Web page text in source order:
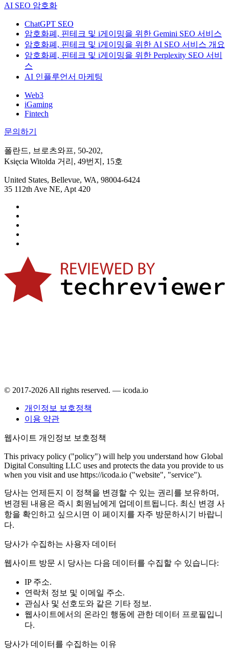
AI SEO 암호화
ChatGPT SEO
암호화폐, 핀테크 및 i게이밍을 위한 Gemini SEO 서비스
암호화폐, 핀테크 및 i게이밍을 위한 AI SEO 서비스 개요
암호화폐, 핀테크 및 i게이밍을 위한 Perplexity SEO 서비
스
AI 인플루언서 마케팅
Web3
iGaming
Fintech
문의하기
폴란드, 브로츠와프, 50-202,
Księcia Witolda 거리, 49번지, 15호
United States, Bellevue, WA, 98004-6424
35 112th Ave NE, Apt 420
© 2017-2026 All rights reserved. — icoda.io
개인정보 보호정책
이용 약관
웹사이트 개인정보 보호정책
This privacy policy ("policy") will help you understand how Global
Digital Consulting LLC uses and protects the data you provide to us
when you visit and use https://icoda.io ("website", "service").
당사는 언제든지 이 정책을 변경할 수 있는 권리를 보유하며,
변경된 내용은 즉시 회원님에게 업데이트됩니다. 최신 변경 사
항을 확인하고 싶으시면 이 페이지를 자주 방문하시기 바랍니
다.
당사가 수집하는 사용자 데이터
웹사이트 방문 시 당사는 다음 데이터를 수집할 수 있습니다:
IP 주소.
연락처 정보 및 이메일 주소.
관심사 및 선호도와 같은 기타 정보.
웹사이트에서의 온라인 행동에 관한 데이터 프로필입니
다.
당사가 데이터를 수집하는 이유